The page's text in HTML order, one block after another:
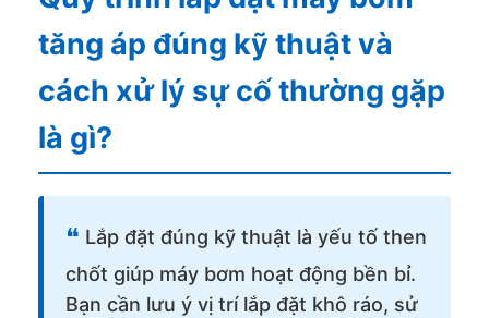
tăng áp đúng kỹ thuật và
cách xử lý sự cố thường gặp
là gì?
❝ Lắp đặt đúng kỹ thuật là yếu tố then
chốt giúp máy bơm hoạt động bền bỉ.
Bạn cần lưu ý vị trí lắp đặt khô ráo, sử